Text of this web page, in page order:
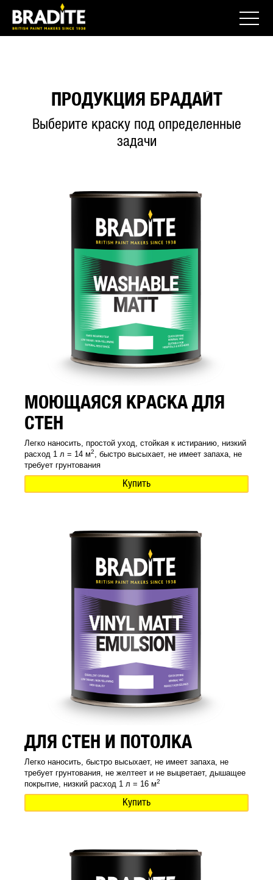
ПРОДУКЦИЯ БРАДАЙТ
Выберите краску под определенные
задачи
МОЮЩАЯСЯ КРАСКА ДЛЯ
СТЕН
Легко наносить, простой уход, стойкая к истиранию, низкий
расход 1 л = 14 м2
, быстро высыхает, не имеет запаха, не
требует грунтования
Купить
ДЛЯ СТЕН И ПОТОЛКА
Легко наносить, быстро высыхает, не имеет запаха, не
требует грунтования, не желтеет и не выцветает, дышащее
покрытие, низкий расход 1 л = 16 м2
Купить